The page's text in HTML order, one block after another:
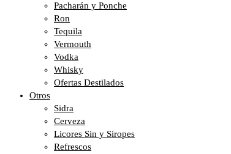
Pacharán y Ponche
Ron
Tequila
Vermouth
Vodka
Whisky
Ofertas Destilados
Otros
Sidra
Cerveza
Licores Sin y Siropes
Refrescos